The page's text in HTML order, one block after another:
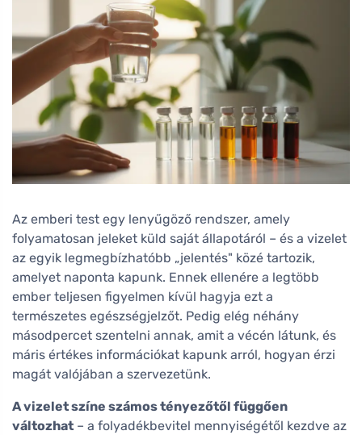
Az emberi test egy lenyűgöző rendszer, amely
folyamatosan jeleket küld saját állapotáról – és a vizelet
az egyik legmegbízhatóbb „jelentés" közé tartozik,
amelyet naponta kapunk. Ennek ellenére a legtöbb
ember teljesen figyelmen kívül hagyja ezt a
természetes egészségjelzőt. Pedig elég néhány
másodpercet szentelni annak, amit a vécén látunk, és
máris értékes információkat kapunk arról, hogyan érzi
magát valójában a szervezetünk.
A vizelet színe számos tényezőtől függően
változhat – a folyadékbevitel mennyiségétől kezdve az